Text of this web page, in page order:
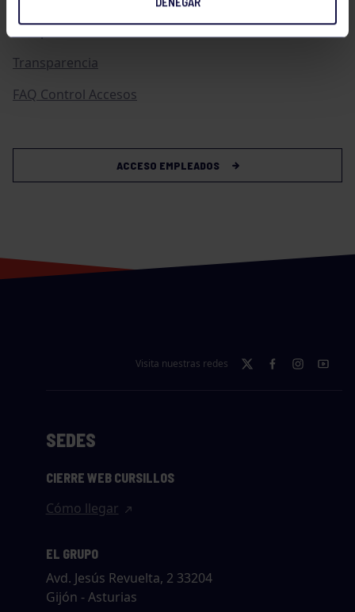
Compras
Transparencia
FAQ Control Accesos
ACCESO EMPLEADOS
Visita nuestras redes
SEDES
CIERRE WEB CURSILLOS
Cómo llegar
EL GRUPO
Avd. Jesús Revuelta, 2 33204
Gijón - Asturias